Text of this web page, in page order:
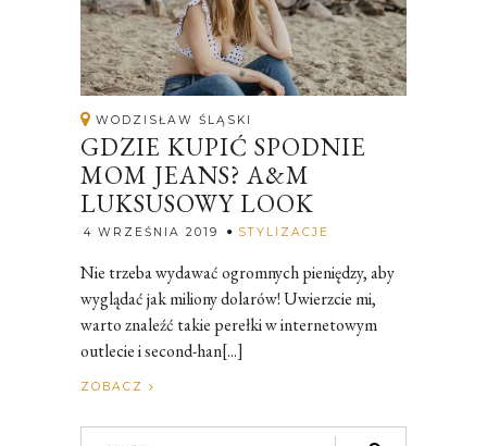
WODZISŁAW ŚLĄSKI
GDZIE KUPIĆ SPODNIE
MOM JEANS? A&M
LUKSUSOWY LOOK
4 WRZEŚNIA 2019 STYLIZACJE
Nie trzeba wydawać ogromnych pieniędzy, aby
wyglądać jak miliony dolarów! Uwierzcie mi,
warto znaleźć takie perełki w internetowym
outlecie i second-han[...]
ZOBACZ